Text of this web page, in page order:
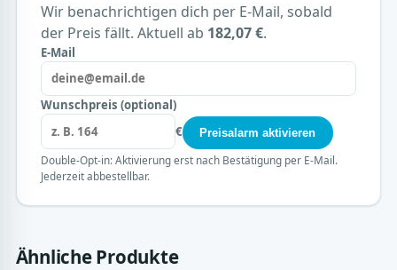
Wir benachrichtigen dich per E-Mail, sobald
der Preis fällt. Aktuell ab 182,07 €.
E-Mail
Wunschpreis (optional)
€
Preisalarm aktivieren
Double-Opt-in: Aktivierung erst nach Bestätigung per E-Mail.
Jederzeit abbestellbar.
Ähnliche Produkte